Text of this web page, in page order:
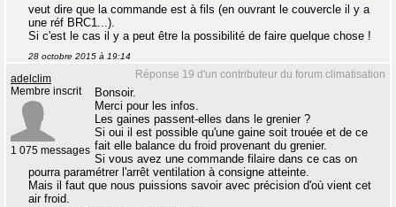
veut dire que la commande est à fils (en ouvrant le couvercle il y a
une réf BRC1...).
Si c'est le cas il y a peut être la possibilité de faire quelque chose !
28 octobre 2015 à 19:14
Réponse 19 d'un contributeur du forum climatisation
adelclim
Membre inscrit
1 075 messages
Bonsoir.
Merci pour les infos.
Les gaines passent-elles dans le grenier ?
Si oui il est possible qu'une gaine soit trouée et de ce
fait elle balance du froid provenant du grenier.
Si vous avez une commande filaire dans ce cas on
pourra paramétrer l'arrêt ventilation à consigne atteinte.
Mais il faut que nous puissions savoir avec précision d'où vient cet
air froid.